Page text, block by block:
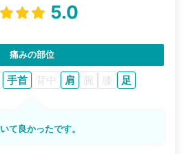
5.0
痛みの部位
手首 背中 肩 腕 膝 足
て良かったです。